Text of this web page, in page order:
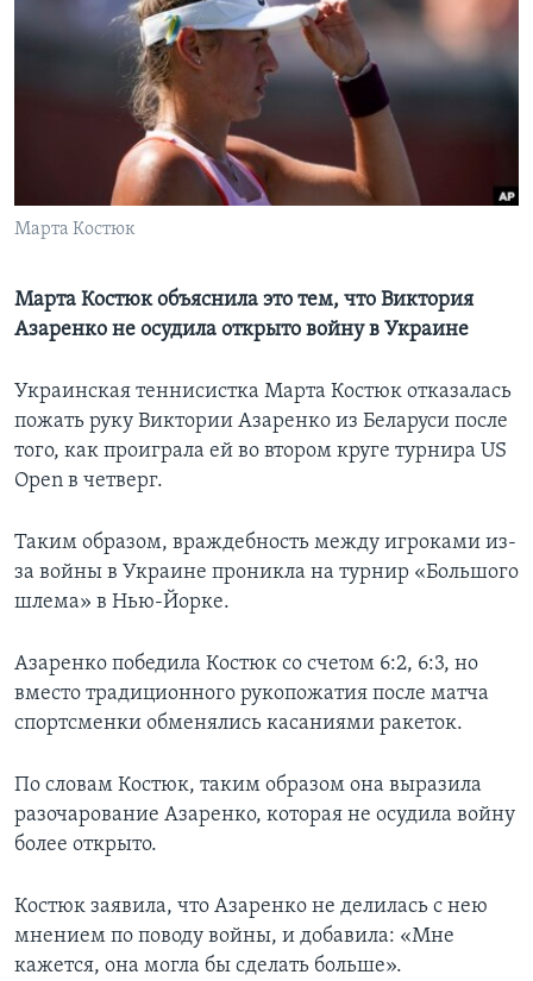
Learning English
СОЦИАЛЬНЫЕ СЕТИ
Языки
Марта Костюк
Марта Костюк объяснила это тем, что Виктория
Азаренко не осудила открыто войну в Украине
Украинская теннисистка Марта Костюк отказалась
пожать руку Виктории Азаренко из Беларуси после
того, как проиграла ей во втором круге турнира US
Open в четверг.
Таким образом, враждебность между игроками из-
за войны в Украине проникла на турнир «Большого
шлема» в Нью-Йорке.
Азаренко победила Костюк со счетом 6:2, 6:3, но
вместо традиционного рукопожатия после матча
спортсменки обменялись касаниями ракеток.
По словам Костюк, таким образом она выразила
разочарование Азаренко, которая не осудила войну
более открыто.
Костюк заявила, что Азаренко не делилась с нею
мнением по поводу войны, и добавила: «Мне
кажется, она могла бы сделать больше».